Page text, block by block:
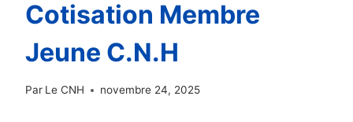
Cotisation Membre
Jeune C.N.H
Par Le CNH novembre 24, 2025